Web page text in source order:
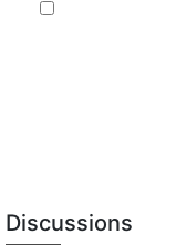
Discussions